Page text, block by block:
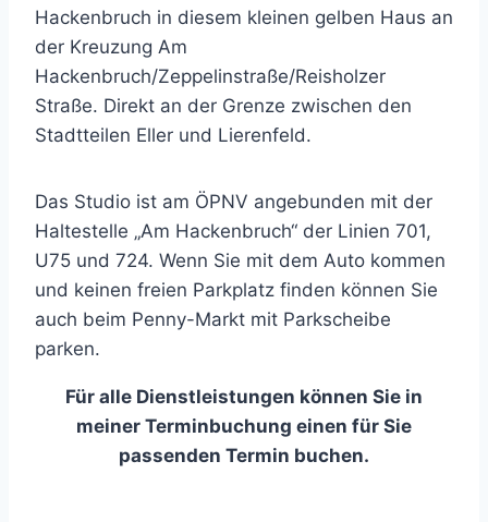
Hackenbruch in diesem kleinen gelben Haus an
der Kreuzung Am
Hackenbruch/Zeppelinstraße/Reisholzer
Straße. Direkt an der Grenze zwischen den
Stadtteilen Eller und Lierenfeld.
Das Studio ist am ÖPNV angebunden mit der
Haltestelle „Am Hackenbruch“ der Linien 701,
U75 und 724. Wenn Sie mit dem Auto kommen
und keinen freien Parkplatz finden können Sie
auch beim Penny-Markt mit Parkscheibe
parken.
Für alle Dienstleistungen können Sie in
meiner Terminbuchung einen für Sie
passenden Termin buchen.